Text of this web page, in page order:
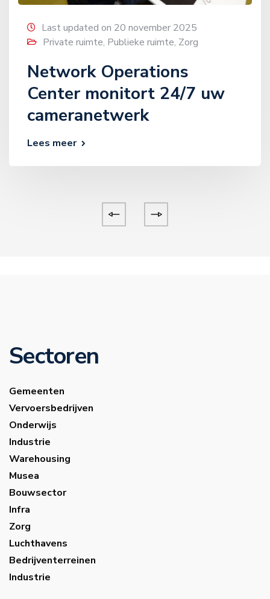
Last updated on 20 november 2025
Private ruimte, Publieke ruimte, Zorg
Network Operations
Center monitort 24/7 uw
cameranetwerk
Lees meer
Sectoren
Gemeenten
Vervoersbedrijven
Onderwijs
Industrie
Warehousing
Musea
Bouwsector
Infra
Zorg
Luchthavens
Bedrijventerreinen
Industrie